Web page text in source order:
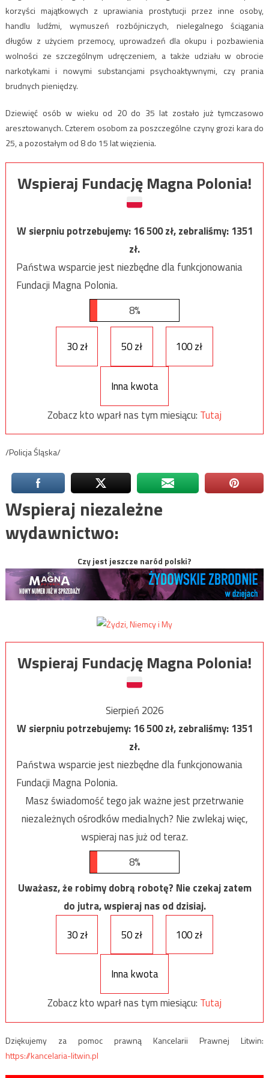
korzyści majątkowych z uprawiania prostytucji przez inne osoby,
handlu ludźmi, wymuszeń rozbójniczych, nielegalnego ściągania
długów z użyciem przemocy, uprowadzeń dla okupu i pozbawienia
wolności ze szczególnym udręczeniem, a także udziału w obrocie
narkotykami i nowymi substancjami psychoaktywnymi, czy prania
brudnych pieniędzy.
Dziewięć osób w wieku od 20 do 35 lat zostało już tymczasowo
aresztowanych. Czterem osobom za poszczególne czyny grozi kara do
25, a pozostałym od 8 do 15 lat więzienia.
Wspieraj Fundację Magna Polonia!
W sierpniu potrzebujemy:16 500zł, zebraliśmy:1351
zł.
Państwa wsparcie jest niezbędne dla funkcjonowania
Fundacji Magna Polonia.
8%
30 zł 50 zł 100 zł
Inna kwota
Zobacz kto wparł nas tym miesiącu: Tutaj
/Policja Śląska/
Wspieraj niezależne
wydawnictwo:
Czy jest jeszcze naród polski?
Wspieraj Fundację Magna Polonia!
Sierpień 2026
W sierpniu potrzebujemy:16 500zł, zebraliśmy:1351
zł.
Państwa wsparcie jest niezbędne dla funkcjonowania
Fundacji Magna Polonia.
Masz świadomość tego jak ważne jest przetrwanie
niezależnych ośrodków medialnych? Nie zwlekaj więc,
wspieraj nas już od teraz.
8%
Uważasz, że robimy dobrą robotę? Nie czekaj zatem
do jutra, wspieraj nas od dzisiaj.
30 zł
50 zł 100 zł
Inna kwota
Zobacz kto wparł nas tym miesiącu: Tutaj
Dziękujemy za pomoc prawną Kancelarii Prawnej Litwin:
https://kancelaria-litwin.pl